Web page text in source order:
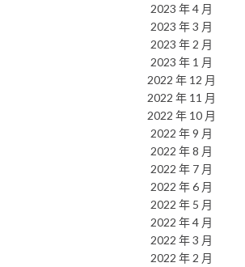
2023 年 4 月
2023 年 3 月
2023 年 2 月
2023 年 1 月
2022 年 12 月
2022 年 11 月
2022 年 10 月
2022 年 9 月
2022 年 8 月
2022 年 7 月
2022 年 6 月
2022 年 5 月
2022 年 4 月
2022 年 3 月
2022 年 2 月